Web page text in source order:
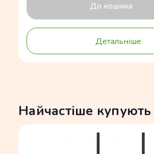
До кошика
Детальніше
Найчастіше купують